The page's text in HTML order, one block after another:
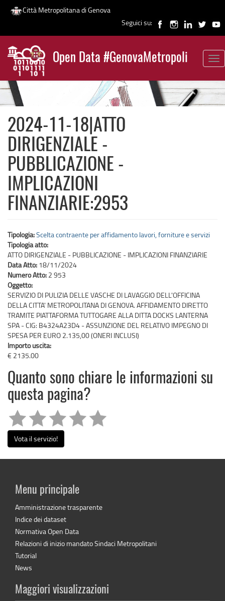
Salta
contenuto
principale
Città Metropolitana di Genova
Seguici su:
Open Data #GenovaMetropoli
News
2024-11-18|ATTO
DIRIGENZIALE -
PUBBLICAZIONE -
IMPLICAZIONI
FINANZIARIE:2953
Tipologia:Scelta contraente per affidamento lavori, forniture e servizi
Tipologia atto:
ATTO DIRIGENZIALE - PUBBLICAZIONE - IMPLICAZIONI FINANZIARIE
Data Atto: 18/11/2024
Numero Atto: 2 953
Oggetto:
SERVIZIO DI PULIZIA DELLE VASCHE DI LAVAGGIO DELL'OFFICINA
DELLA CITTA' METROPOLITANA DI GENOVA. AFFIDAMENTO DIRETTO
TRAMITE PIATTAFORMA TUTTOGARE ALLA DITTA DOCKS LANTERNA
SPA - CIG: B4324A23D4 - ASSUNZIONE DEL RELATIVO IMPEGNO DI
SPESA PER EURO 2.135,00 (ONERI INCLUSI)
Importo uscita:
€ 2135.00
Quanto sono chiare le informazioni su
questa pagina?
Vota il servizio!
Menu principale
Amministrazione trasparente
Indice dei dataset
Normativa Open Data
Relazioni di inizio mandato Sindaci Metropolitani
Tutorial
News
Maggiori visualizzazioni